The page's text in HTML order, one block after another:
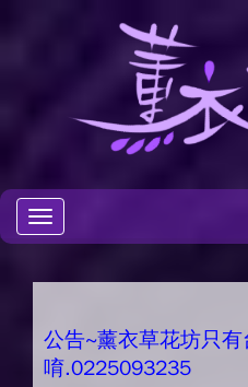
Toggle
navigation
公告~薰衣草花坊只
唷.0225093235